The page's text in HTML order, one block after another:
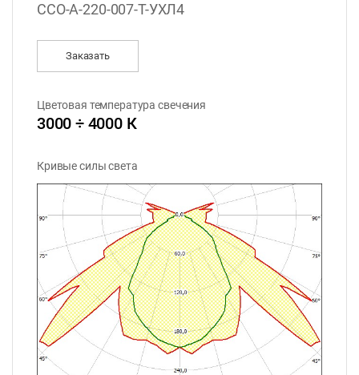
ССО-А-220-007-Т-УХЛ4
Заказать
Цветовая температура свечения
3000 ÷ 4000 К
Кривые силы света